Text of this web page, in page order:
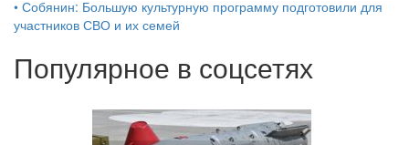
• Собянин: Большую культурную программу подготовили для
участников СВО и их семей
Популярное в соцсетях